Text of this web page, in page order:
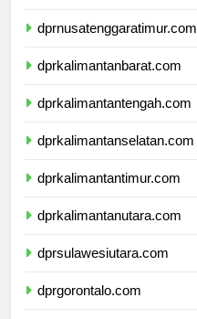
dprnusatenggaratimur.com
dprkalimantanbarat.com
dprkalimantantengah.com
dprkalimantanselatan.com
dprkalimantantimur.com
dprkalimantanutara.com
dprsulawesiutara.com
dprgorontalo.com